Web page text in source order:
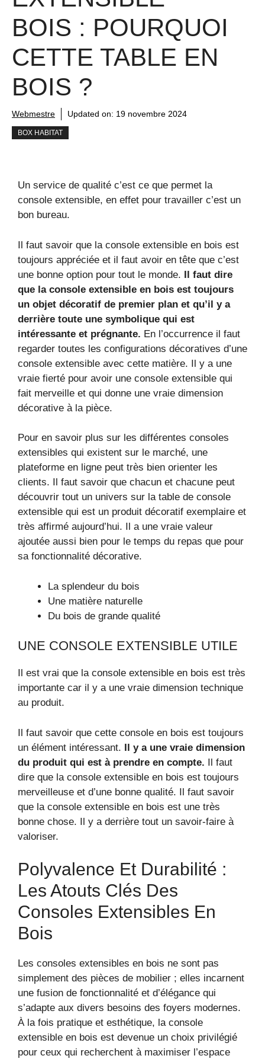
BOIS : POURQUOI
CETTE TABLE EN
BOIS ?
Webmestre Updated on: 19 novembre 2024
BOX HABITAT
Un service de qualité c’est ce que permet la
console extensible, en effet pour travailler c’est un
bon bureau.
Il faut savoir que la console extensible en bois est
toujours appréciée et il faut avoir en tête que c’est
une bonne option pour tout le monde. Il faut dire
que la console extensible en bois est toujours
un objet décoratif de premier plan et qu’il y a
derrière toute une symbolique qui est
intéressante et prégnante. En l’occurrence il faut
regarder toutes les configurations décoratives d’une
console extensible avec cette matière. Il y a une
vraie fierté pour avoir une console extensible qui
fait merveille et qui donne une vraie dimension
décorative à la pièce.
Pour en savoir plus sur les différentes consoles
extensibles qui existent sur le marché, une
plateforme en ligne peut très bien orienter les
clients. Il faut savoir que chacun et chacune peut
découvrir tout un univers sur la table de console
extensible qui est un produit décoratif exemplaire et
très affirmé aujourd’hui. Il a une vraie valeur
ajoutée aussi bien pour le temps du repas que pour
sa fonctionnalité décorative.
La splendeur du bois
Une matière naturelle
Du bois de grande qualité
UNE CONSOLE EXTENSIBLE UTILE
Il est vrai que la console extensible en bois est très
importante car il y a une vraie dimension technique
au produit.
Il faut savoir que cette console en bois est toujours
un élément intéressant. Il y a une vraie dimension
du produit qui est à prendre en compte. Il faut
dire que la console extensible en bois est toujours
merveilleuse et d’une bonne qualité. Il faut savoir
que la console extensible en bois est une très
bonne chose. Il y a derrière tout un savoir-faire à
valoriser.
Polyvalence Et Durabilité :
Les Atouts Clés Des
Consoles Extensibles En
Bois
Les consoles extensibles en bois ne sont pas
simplement des pièces de mobilier ; elles incarnent
une fusion de fonctionnalité et d’élégance qui
s’adapte aux divers besoins des foyers modernes.
À la fois pratique et esthétique, la console
extensible en bois est devenue un choix privilégié
pour ceux qui recherchent à maximiser l’espace